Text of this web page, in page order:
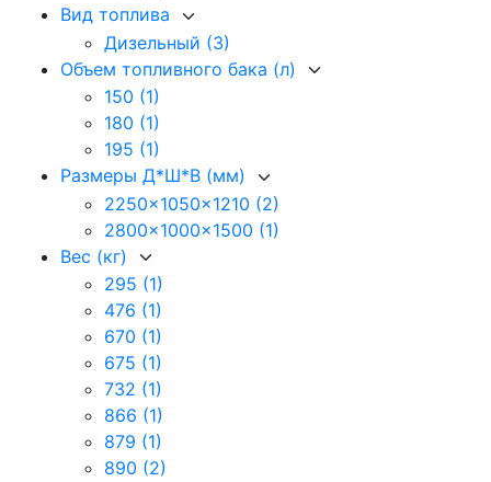
Вид топлива
Дизельный (3)
Объем топливного бака (л)
150 (1)
180 (1)
195 (1)
Размеры Д*Ш*В (мм)
2250x1050x1210 (2)
2800x1000x1500 (1)
Вес (кг)
295 (1)
476 (1)
670 (1)
675 (1)
732 (1)
866 (1)
879 (1)
890 (2)